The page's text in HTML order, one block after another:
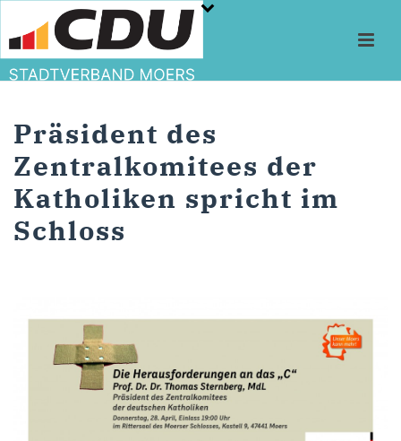
Präsident des
Zentralkomitees der
Katholiken spricht im
Schloss